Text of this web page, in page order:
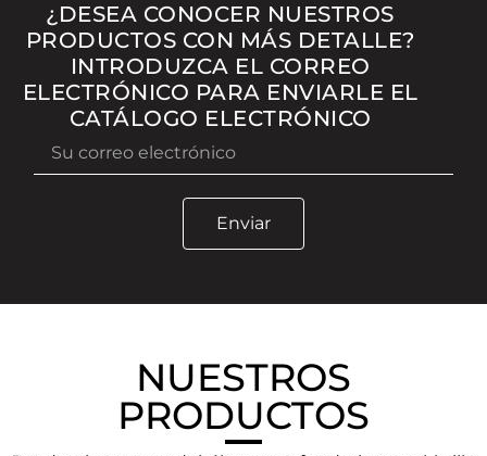
¿DESEA CONOCER NUESTROS
PRODUCTOS CON MÁS DETALLE?
INTRODUZCA EL CORREO
ELECTRÓNICO PARA ENVIARLE EL
CATÁLOGO ELECTRÓNICO
Enviar
NUESTROS
PRODUCTOS